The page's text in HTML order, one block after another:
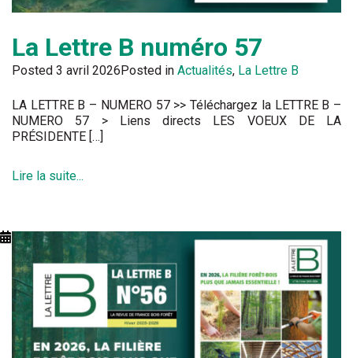
La Lettre B numéro 57
Posted 3 avril 2026Posted in Actualités, La Lettre B
LA LETTRE B – NUMERO 57 >> Téléchargez la LETTRE B –
NUMERO 57 > Liens directs LES VOEUX DE LA
PRÉSIDENTE […]
Lire la suite...